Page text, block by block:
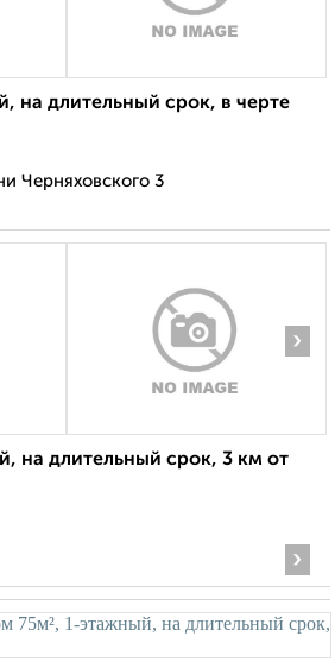
на длительный срок, в черте
Черняховского 3
›
на длительный срок, 3 км от
›